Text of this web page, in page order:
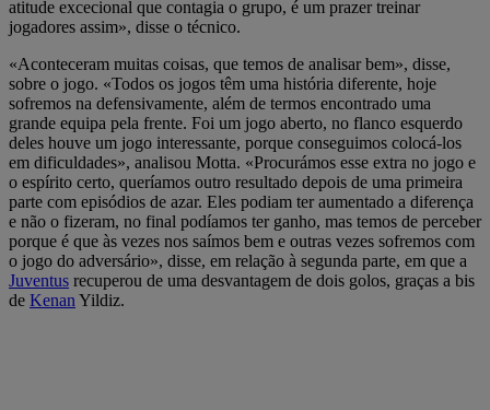
atitude excecional que contagia o grupo, é um prazer treinar
jogadores assim», disse o técnico.
«Aconteceram muitas coisas, que temos de analisar bem», disse,
sobre o jogo. «Todos os jogos têm uma história diferente, hoje
sofremos na defensivamente, além de termos encontrado uma
grande equipa pela frente. Foi um jogo aberto, no flanco esquerdo
deles houve um jogo interessante, porque conseguimos colocá-los
em dificuldades», analisou Motta. «Procurámos esse extra no jogo e
o espírito certo, queríamos outro resultado depois de uma primeira
parte com episódios de azar. Eles podiam ter aumentado a diferença
e não o fizeram, no final podíamos ter ganho, mas temos de perceber
porque é que às vezes nos saímos bem e outras vezes sofremos com
o jogo do adversário», disse, em relação à segunda parte, em que a
Juventus recuperou de uma desvantagem de dois golos, graças a bis
de Kenan Yildiz.